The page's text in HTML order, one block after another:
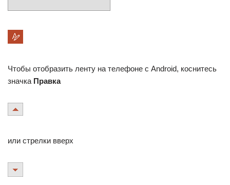
Чтобы отобразить ленту на телефоне с Android, коснитесь
значка Правка
или стрелки вверх